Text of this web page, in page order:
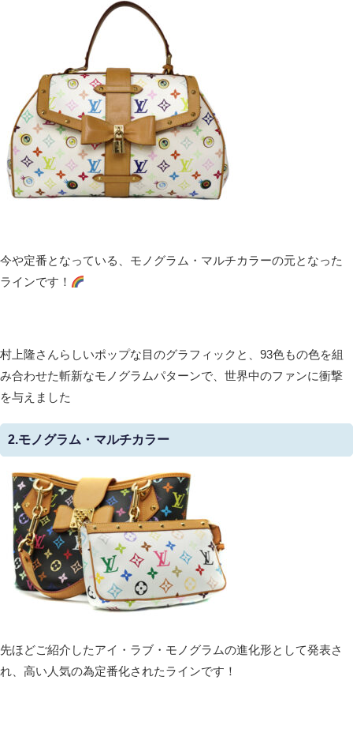
今や定番となっている、モノグラム・マルチカラーの元となった
ラインです！
村上隆さんらしいポップな目のグラフィックと、93色もの色を組
み合わせた斬新なモノグラムパターンで、世界中のファンに衝撃
を与えました
2.モノグラム・マルチカラー
先ほどご紹介したアイ・ラブ・モノグラムの進化形として発表さ
れ、高い人気の為定番化されたラインです！